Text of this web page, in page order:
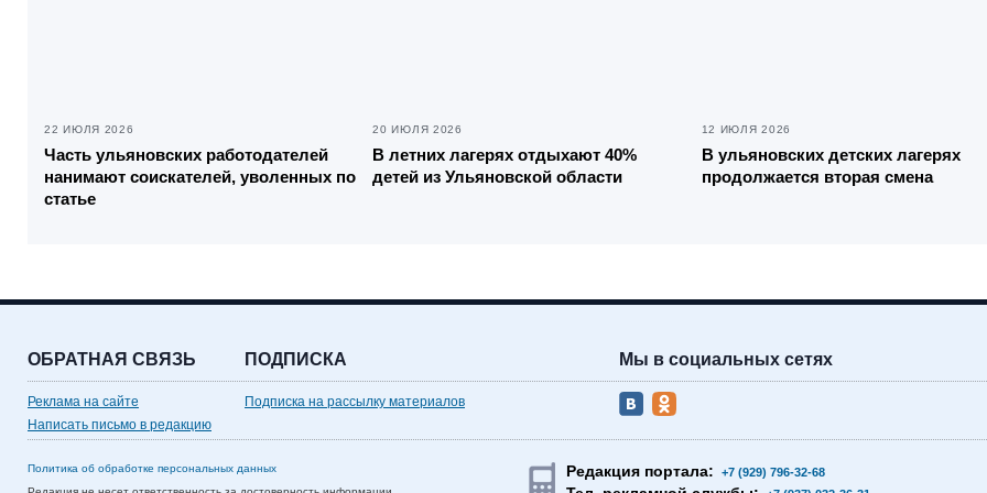
22 ИЮЛЯ 2026
Часть ульяновских работодателей
нанимают соискателей, уволенных по
статье
20 ИЮЛЯ 2026
В летних лагерях отдыхают 40%
детей из Ульяновской области
12 ИЮЛЯ 2026
В ульяновских детских лагерях
продолжается вторая смена
ОБРАТНАЯ СВЯЗЬ
Реклама на сайте
Написать письмо в редакцию
ПОДПИСКА
Подписка на рассылку материалов
Мы в социальных сетях
Политика об обработке персональных данных
Редакция портала: +7 (929) 796-32-68